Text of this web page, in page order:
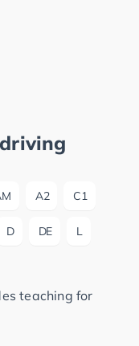
A2 C1
D DE L
teaching for